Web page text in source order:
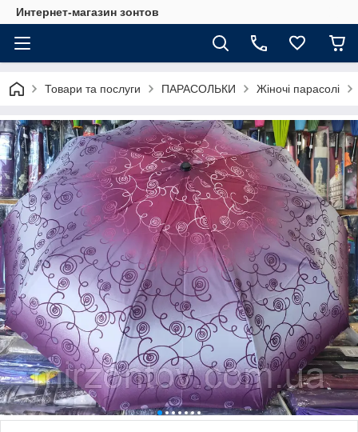
Интернет-магазин зонтов
Товари та послуги ПАРАСОЛЬКИ Жіночі парасолі